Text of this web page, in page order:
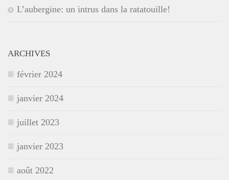
L’aubergine: un intrus dans la ratatouille!
ARCHIVES
février 2024
janvier 2024
juillet 2023
janvier 2023
août 2022